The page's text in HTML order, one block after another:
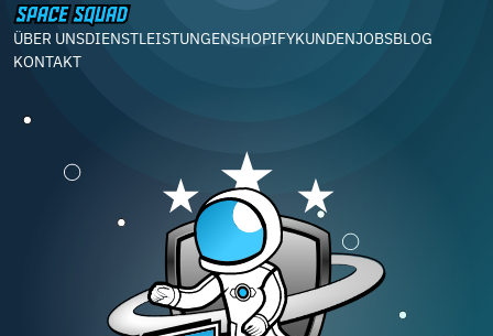
ÜBER UNSDIENSTLEISTUNGENSHOPIFYKUNDENJOBSBLOG
KONTAKT